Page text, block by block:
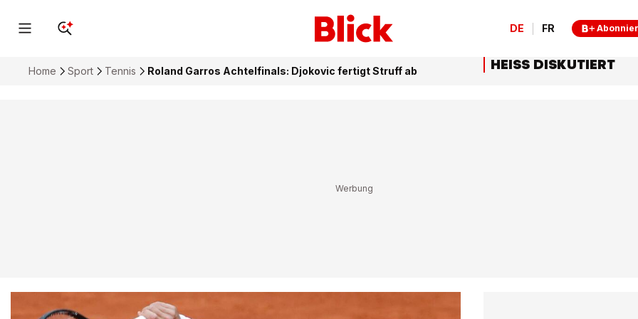
DE FR
Home Sport Tennis Roland Garros Achtelfinals: Djokovic fertigt Struff ab HEISS DISKUTIERT